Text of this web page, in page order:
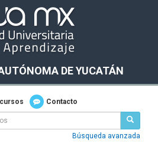
DE YUCATÁN
Contacto
Búsqueda avanzada